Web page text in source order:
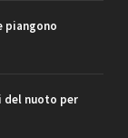
piangono
del nuoto per